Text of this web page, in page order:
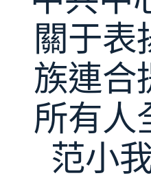
開
關關于表
族連合
所有人
范小